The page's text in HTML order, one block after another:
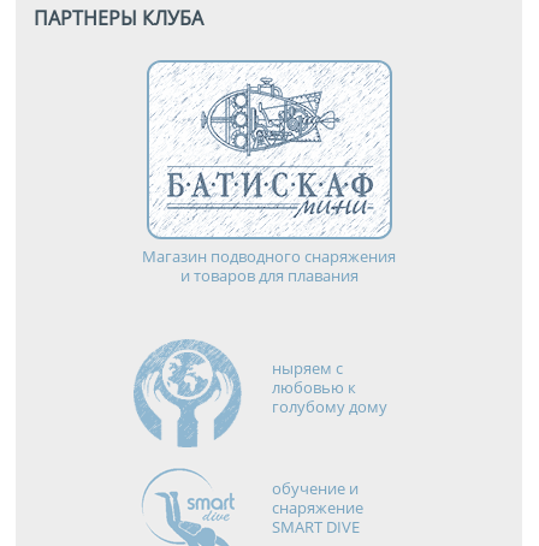
ПАРТНЕРЫ КЛУБА
Магазин подводного снаряжения
и товаров для плавания
ныряем с
любовью к
голубому дому
обучение и
снаряжение
SMART DIVE